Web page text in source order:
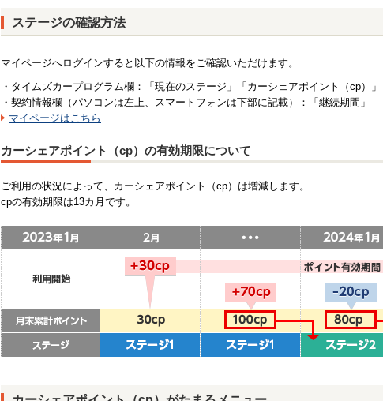
ステージの確認方法
マイページへログインすると以下の情報をご確認いただけます。
・タイムズカープログラム欄
「現在のステージ」「カーシェアポイント（cp）
・契約情報欄（パソコンは左上、スマートフォンは下部に記載）
「継続期間」
マイページはこちら
カーシェアポイント（cp）の有効期限について
ご利用の状況によって、カーシェアポイント（cp）は増減します。
cpの有効期限は13カ月です。